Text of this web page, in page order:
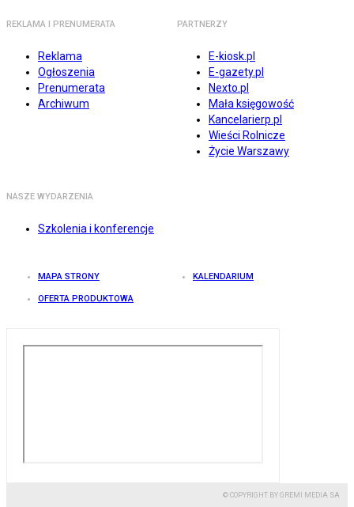
REKLAMA I PRENUMERATA
Reklama
Ogłoszenia
Prenumerata
Archiwum
PARTNERZY
E-kiosk.pl
E-gazety.pl
Nexto.pl
Mała księgowość
Kancelarierp.pl
Wieści Rolnicze
Życie Warszawy
NASZE WYDARZENIA
Szkolenia i konferencje
MAPA STRONY KALENDARIUM
OFERTA PRODUKTOWA
© COPYRIGHT BY GREMI MEDIA SA